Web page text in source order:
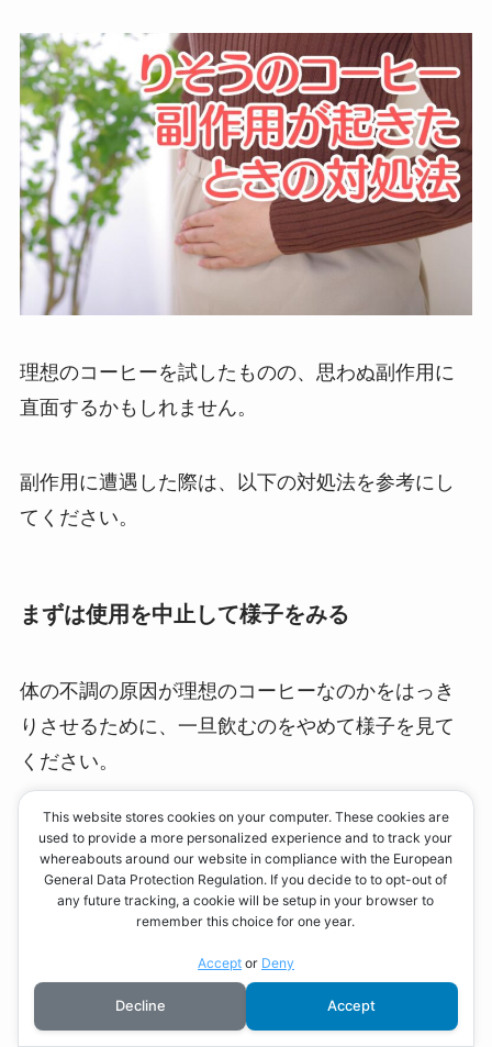
理想のコーヒーを試したものの、思わぬ副作用に
直面するかもしれません。
副作用に遭遇した際は、以下の対処法を参考にし
てください。
まずは使用を中止して様子をみる
体の不調の原因が理想のコーヒーなのかをはっき
りさせるために、一旦飲むのをやめて様子を見て
ください。
症状が改善されれば、そのまま使用を中止しま
す。
水分補給を心がける
This website stores cookies on your computer. These cookies are
used to provide a more personalized experience and to track your
whereabouts around our website in compliance with the European
General Data Protection Regulation. If you decide to to opt-out of
any future tracking, a cookie will be setup in your browser to
remember this choice for one year.
Acceptor Deny
Decline Accept